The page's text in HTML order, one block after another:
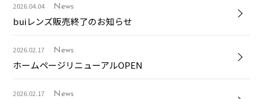
2026.04.04 News
buiレンズ販売終了のお知らせ
2026.02.17 News
ホームページリニューアルOPEN
2026.02.17 News